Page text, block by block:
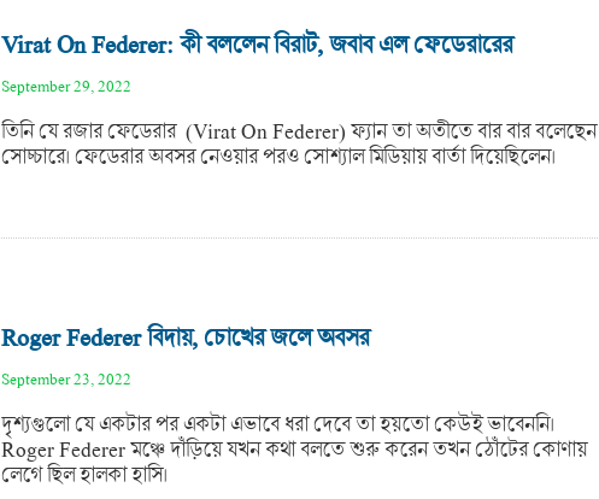
Virat On Federer: কী বললেন বিরাট, জবাব এল ফেডেরারের
September 29, 2022
তিনি যে রজার ফেডেরার (Virat On Federer) ফ্যান তা অতীতে বার বার বলেছেন
সোচ্চারে। ফেডেরার অবসর নেওয়ার পরও সোশ্যাল মিডিয়ায় বার্তা দিয়েছিলেন।
Roger Federer বিদায়, চোখের জলে অবসর
September 23, 2022
দৃশ্যগুলো যে একটার পর একটা এভাবে ধরা দেবে তা হয়তো কেউই ভাবেননি।
Roger Federer মঞ্চে দাঁড়িয়ে যখন কথা বলতে শুরু করেন তখন ঠোঁটের কোণায়
লেগে ছিল হালকা হাসি।